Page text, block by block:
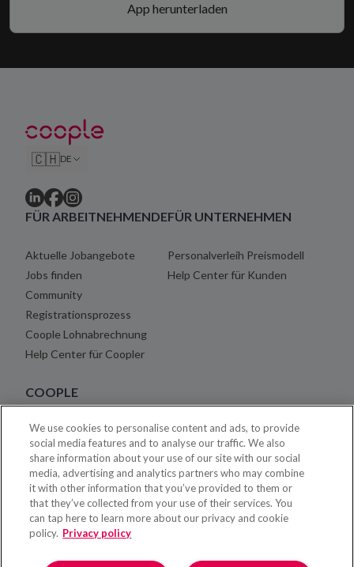
App herunterladen
🇨🇭DE
FÜR ARBEITNEHMENDE
Aktuelle Jobangebote
Jobs finden
Community
Registrationsprozess
Coople Lohnabrechnung
Help Center für Coopler
FÜR UNTERNEHMEN
Personalverleih Preismodell
Help Center für Kunden
COOPLE
Über uns
Blog
Karriere
Rechtshinweise
Impressum
Kontakt
We use cookies to personalise content and ads, to provide
social media features and to analyse our traffic. We also
share information about your use of our site with our social
media, advertising and analytics partners who may combine
it with other information that you’ve provided to them or
that they’ve collected from your use of their services. You
can tap here to learn more about our privacy and cookie
policy. Privacy policy